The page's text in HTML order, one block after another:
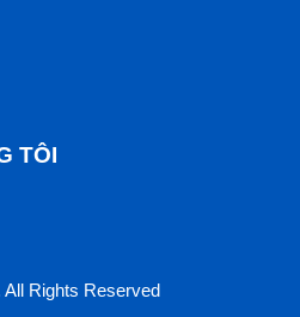
TÔI
Rights Reserved